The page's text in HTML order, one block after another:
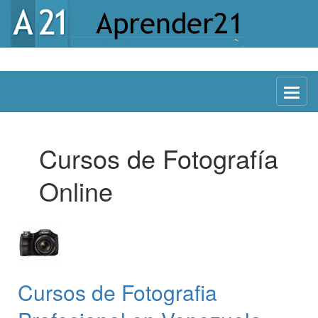
Menu
Cursos de Fotografía
Online
Cursos de Fotografia